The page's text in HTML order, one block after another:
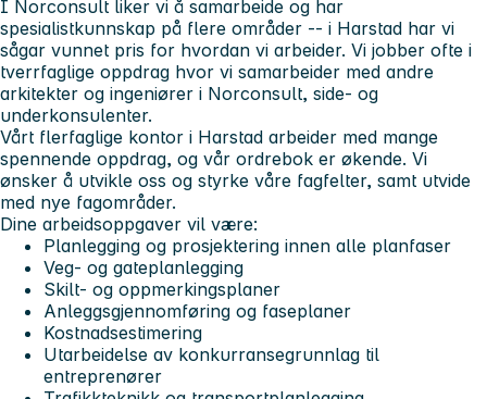
I Norconsult liker vi å samarbeide og har
spesialistkunnskap på flere områder -- i Harstad har vi
sågar vunnet pris for hvordan vi arbeider. Vi jobber ofte i
tverrfaglige oppdrag hvor vi samarbeider med andre
arkitekter og ingeniører i Norconsult, side- og
underkonsulenter.
Vårt flerfaglige kontor i Harstad arbeider med mange
spennende oppdrag, og vår ordrebok er økende. Vi
ønsker å utvikle oss og styrke våre fagfelter, samt utvide
med nye fagområder.
Dine arbeidsoppgaver vil være:
Planlegging og prosjektering innen alle planfaser
Veg- og gateplanlegging
Skilt- og oppmerkingsplaner
Anleggsgjennomføring og faseplaner
Kostnadsestimering
Utarbeidelse av konkurransegrunnlag til
entreprenører